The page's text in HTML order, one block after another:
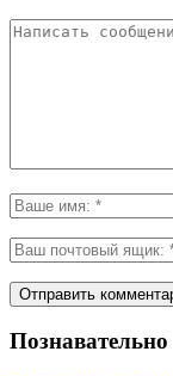
Познавательно